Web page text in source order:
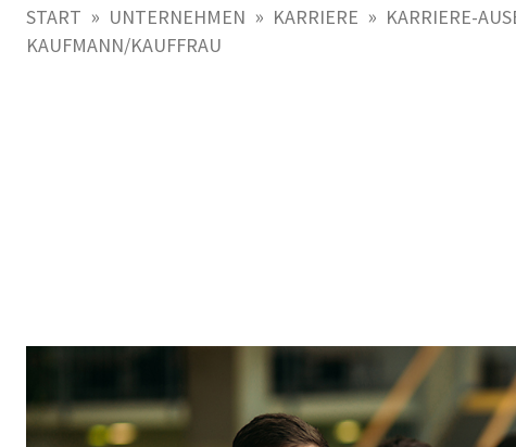
START » UNTERNEHMEN » KARRIERE » KARRIERE-
KAUFMANN/KAUFFRAU